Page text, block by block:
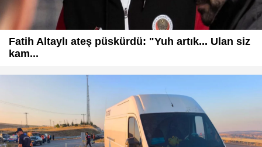
Fatih Altaylı ateş püskürdü: "Yuh artık... Ulan siz
kam...